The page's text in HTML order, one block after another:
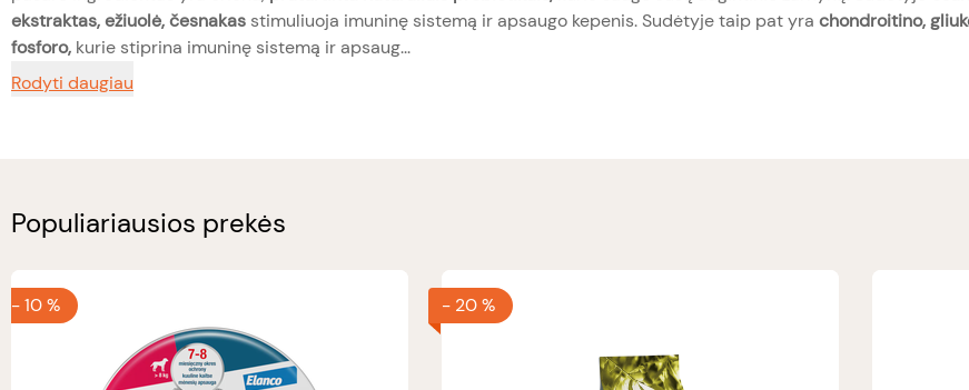
ekstraktas, ežiuolė, česnakas stimuliuoja imuninę sistemą ir apsaugo kepenis. Sudėtyje taip pat yra chondroitino,
fosforo, kurie stiprina imuninę sistemą ir apsaug...
Rodyti daugiau
Populiariausios prekės
-10 % - 20 %